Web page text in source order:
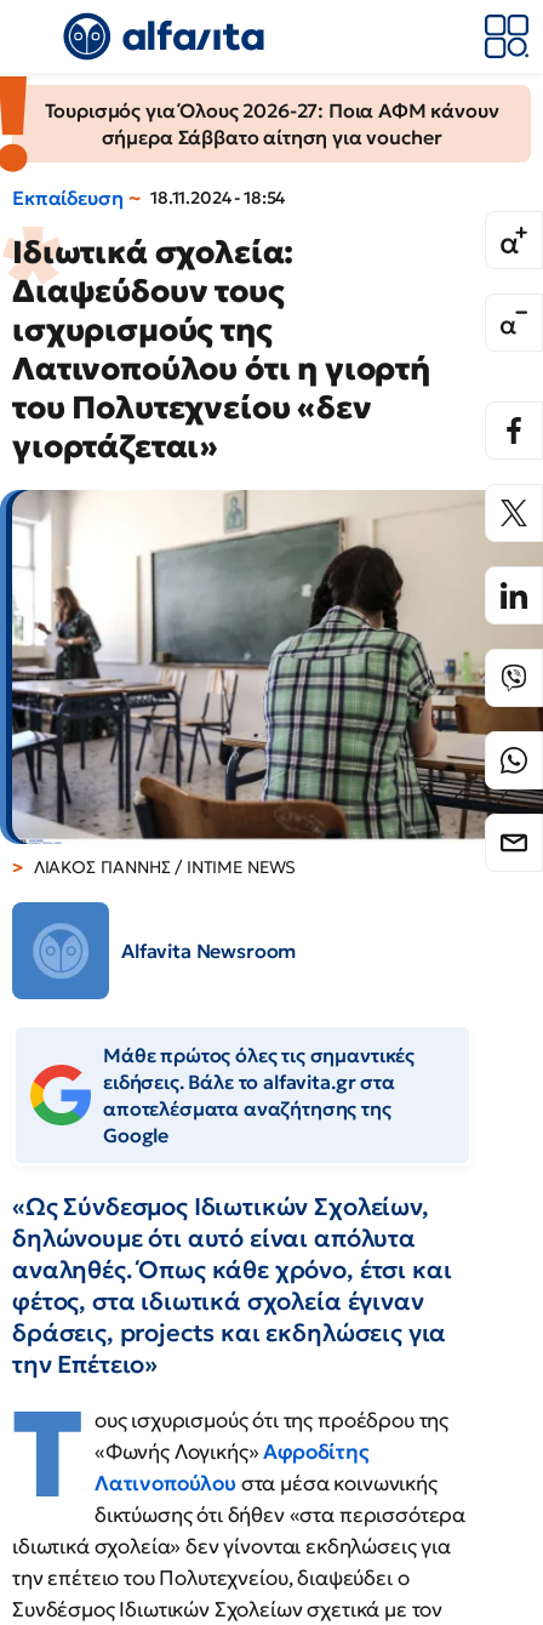
Τουρισμός για Όλους 2026-27: Ποια ΑΦΜ κάνουν
σήμερα Σάββατο αίτηση για voucher
Εκπαίδευση 18.11.2024 - 18:54
Ιδιωτικά σχολεία:
Διαψεύδουν τους
ισχυρισμούς της
Λατινοπούλου ότι η γιορτή
του Πολυτεχνείου «δεν
γιορτάζεται»
ΛΙΑΚΟΣ ΓΙΑΝΝΗΣ / INTIME NEWS
Alfavita Newsroom
Μάθε πρώτος όλες τις σημαντικές
ειδήσεις. Βάλε το alfavita.gr στα
αποτελέσματα αναζήτησης της
Google
«Ως Σύνδεσμος Ιδιωτικών Σχολείων,
δηλώνουμε ότι αυτό είναι απόλυτα
αναληθές. Όπως κάθε χρόνο, έτσι και
φέτος, στα ιδιωτικά σχολεία έγιναν
δράσεις, projects και εκδηλώσεις για
την Επέτειο»
Τ ους ισχυρισμούς ότι της προέδρου της
«Φωνής Λογικής»Αφροδίτης
Λατινοπούλου στα μέσα κοινωνικής
δικτύωσης ότι δήθεν «στα περισσότερα
ιδιωτικά σχολεία» δεν γίνονται εκδηλώσεις για
την επέτειο του Πολυτεχνείου, διαψεύδει ο
Συνδέσμος Ιδιωτικών Σχολείων σχετικά με τον